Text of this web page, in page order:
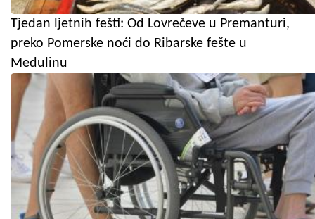
Tjedan ljetnih fešti: Od Lovrečeve u Premanturi,
preko Pomerske noći do Ribarske fešte u
Medulinu